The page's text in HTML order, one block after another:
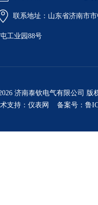
联系地址：山东省济南市
工业园88号
济南泰钦电气有限公司 版
支持： 仪表网 备案号：鲁